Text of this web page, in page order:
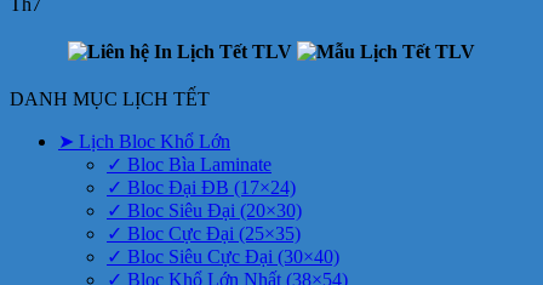
DANH MỤC LỊCH TẾT
➤ Lịch Bloc Khổ Lớn
✓ Bloc Bìa Laminate
✓ Bloc Đại ĐB (17×24)
✓ Bloc Siêu Đại (20×30)
✓ Bloc Cực Đại (25×35)
✓ Bloc Siêu Cực Đại (30×40)
✓ Bloc Khổ Lớn Nhất (38×54)